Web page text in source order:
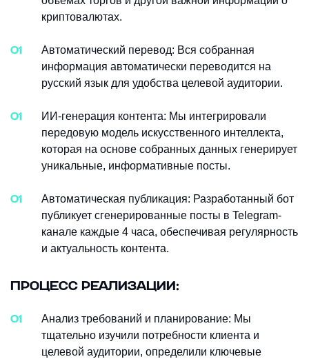
криптовалютах.
Автоматический перевод: Вся собранная
информация автоматически переводится на
русский язык для удобства целевой аудитории.
ИИ-генерация контента: Мы интегрировали
передовую модель искусственного интеллекта,
которая на основе собранных данных генерирует
уникальные, информативные посты.
Автоматическая публикация: Разработанный бот
публикует сгенерированные посты в Telegram-
канале каждые 4 часа, обеспечивая регулярность
и актуальность контента.
ПРОЦЕСС РЕАЛИЗАЦИИ:
Анализ требований и планирование: Мы
тщательно изучили потребности клиента и
целевой аудитории, определили ключевые